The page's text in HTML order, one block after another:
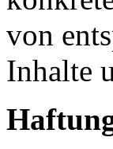
von
Inhalte